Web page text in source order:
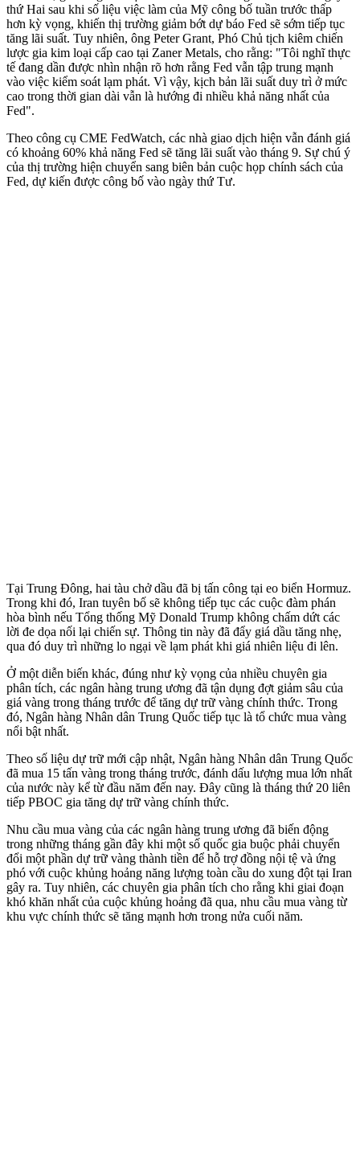
thứ Hai sau khi số liệu việc làm của Mỹ công bố tuần trước thấp
hơn kỳ vọng, khiến thị trường giảm bớt dự báo Fed sẽ sớm tiếp tục
tăng lãi suất. Tuy nhiên, ông Peter Grant, Phó Chủ tịch kiêm chiến
lược gia kim loại cấp cao tại Zaner Metals, cho rằng: "Tôi nghĩ thực
tế đang dần được nhìn nhận rõ hơn rằng Fed vẫn tập trung mạnh
vào việc kiểm soát lạm phát. Vì vậy, kịch bản lãi suất duy trì ở mức
cao trong thời gian dài vẫn là hướng đi nhiều khả năng nhất của
Fed".
Theo công cụ CME FedWatch, các nhà giao dịch hiện vẫn đánh giá
có khoảng 60% khả năng Fed sẽ tăng lãi suất vào tháng 9. Sự chú ý
của thị trường hiện chuyển sang biên bản cuộc họp chính sách của
Fed, dự kiến được công bố vào ngày thứ Tư.
Tại Trung Đông, hai tàu chở dầu đã bị tấn công tại eo biển Hormuz.
Trong khi đó, Iran tuyên bố sẽ không tiếp tục các cuộc đàm phán
hòa bình nếu Tổng thống Mỹ Donald Trump không chấm dứt các
lời đe dọa nối lại chiến sự. Thông tin này đã đẩy giá dầu tăng nhẹ,
qua đó duy trì những lo ngại về lạm phát khi giá nhiên liệu đi lên.
Ở một diễn biến khác, đúng như kỳ vọng của nhiều chuyên gia
phân tích, các ngân hàng trung ương đã tận dụng đợt giảm sâu của
giá vàng trong tháng trước để tăng dự trữ vàng chính thức. Trong
đó, Ngân hàng Nhân dân Trung Quốc tiếp tục là tổ chức mua vàng
nổi bật nhất.
Theo số liệu dự trữ mới cập nhật, Ngân hàng Nhân dân Trung Quốc
đã mua 15 tấn vàng trong tháng trước, đánh dấu lượng mua lớn nhất
của nước này kể từ đầu năm đến nay. Đây cũng là tháng thứ 20 liên
tiếp PBOC gia tăng dự trữ vàng chính thức.
Nhu cầu mua vàng của các ngân hàng trung ương đã biến động
trong những tháng gần đây khi một số quốc gia buộc phải chuyển
đổi một phần dự trữ vàng thành tiền để hỗ trợ đồng nội tệ và ứng
phó với cuộc khủng hoảng năng lượng toàn cầu do xung đột tại Iran
gây ra. Tuy nhiên, các chuyên gia phân tích cho rằng khi giai đoạn
khó khăn nhất của cuộc khủng hoảng đã qua, nhu cầu mua vàng từ
khu vực chính thức sẽ tăng mạnh hơn trong nửa cuối năm.